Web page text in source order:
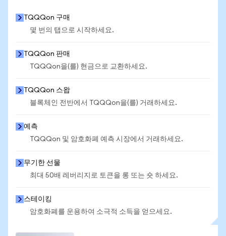
TQQQon 구매
몇 번의 탭으로 시작하세요.
TQQQon 판매
TQQQon을(를) 현금으로 교환하세요.
TQQQon 스왑
블록체인 전반에서 TQQQon을(를) 거래하세요.
예측
TQQQon 및 암호화폐 예측 시장에서 거래하세요.
무기한 선물
최대 50배 레버리지로 토큰을 롱 또는 숏 하세요.
스테이킹
암호화폐를 운용하여 소극적 소득을 얻으세요.